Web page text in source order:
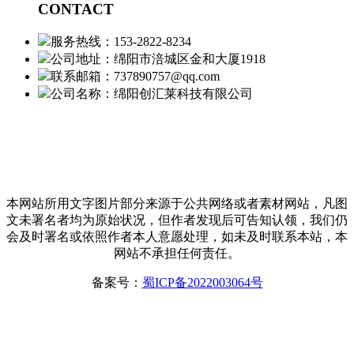
CONTACT
服务热线：153-2822-8234
公司地址：绵阳市涪城区金和大厦1918
联系邮箱：737890757@qq.com
公司名称：绵阳创汇莱科技有限公司
本网站所用文字图片部分来源于公共网络或者素材网站，凡图
文未署名者均为原始状况，但作者发现后可告知认领，我们仍
会及时署名或依照作者本人意愿处理，如未及时联系本站，本
网站不承担任何责任。
备案号： 蜀ICP备2022003064号